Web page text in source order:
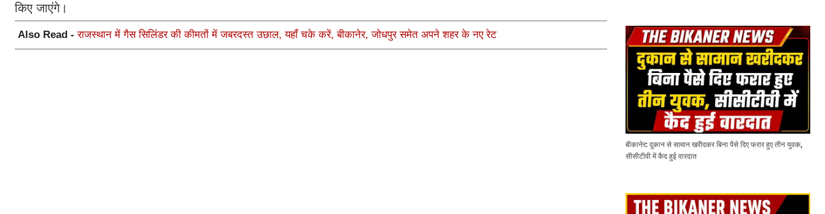
किए जाएंगे।
Also Read -राजस्थान में गैस सिलिंडर की कीमतों में जबरदस्त उछाल, यहाँ चके करें, बीकानेर, जोधपुर समेत अपने शहर के नए रेट
बीकानेर: दुकान से सामान खरीदकर बिना पैसे दिए फरार हुए तीन युवक,
सीसीटीवी में कैद हुई वारदात